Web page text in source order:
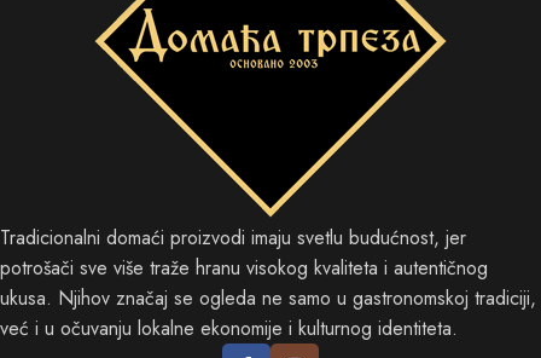
Tradicionalni domaći proizvodi imaju svetlu budućnost, jer
potrošači sve više traže hranu visokog kvaliteta i autentičnog
ukusa. Njihov značaj se ogleda ne samo u gastronomskoj tradiciji,
već i u očuvanju lokalne ekonomije i kulturnog identiteta.